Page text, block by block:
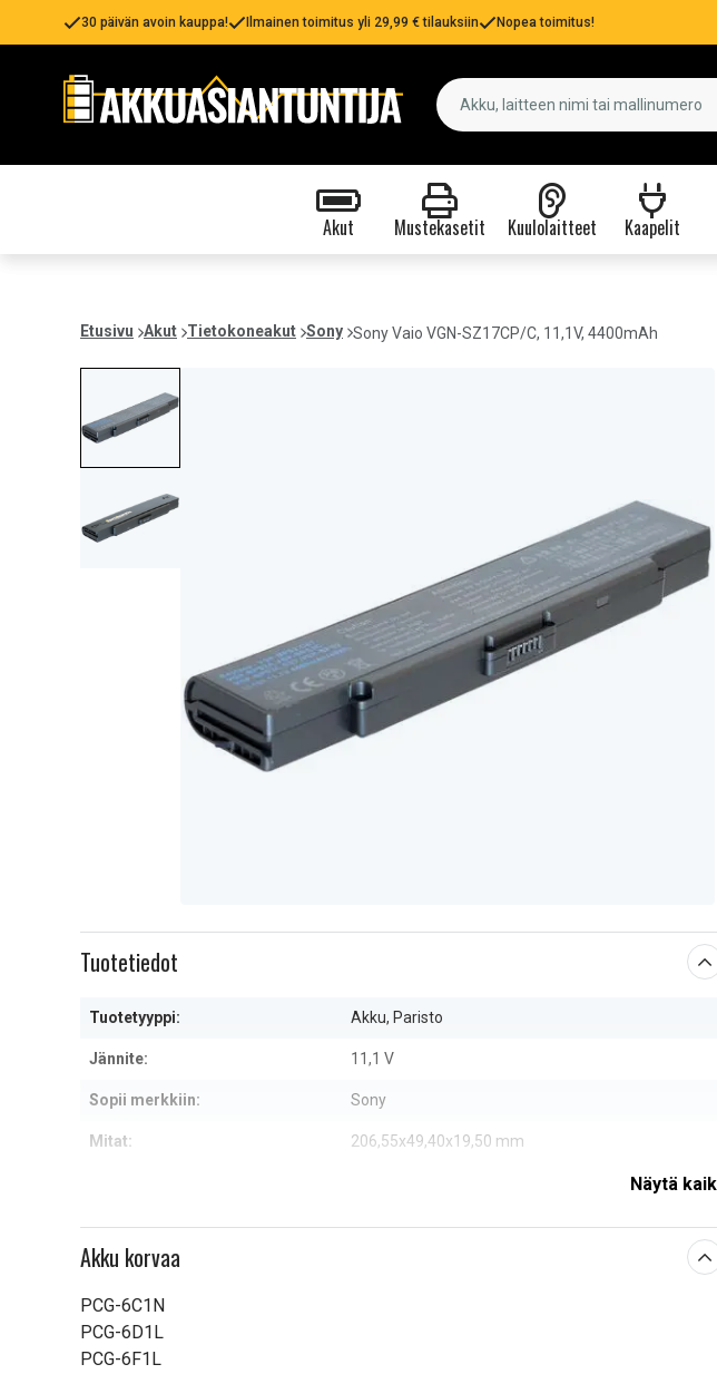
30 päivän avoin kauppa! Ilmainen toimitus yli 29,99 € tilauksiin Nopea toimitus!
Akut Mustekasetit Kuulolaitteet Kaapelit
Etusivu Akut Tietokoneakut Sony Sony Vaio VGN-SZ17CP/C, 11,1V, 4400mAh
Tuotetiedot
Tuotetyyppi: Akku, Paristo
Jännite: 11,1 V
Sopii merkkiin: Sony
Mitat: 206,55x49,40x19,50 mm
Näytä
Akku korvaa
PCG-6C1N
PCG-6D1L
PCG-6F1L